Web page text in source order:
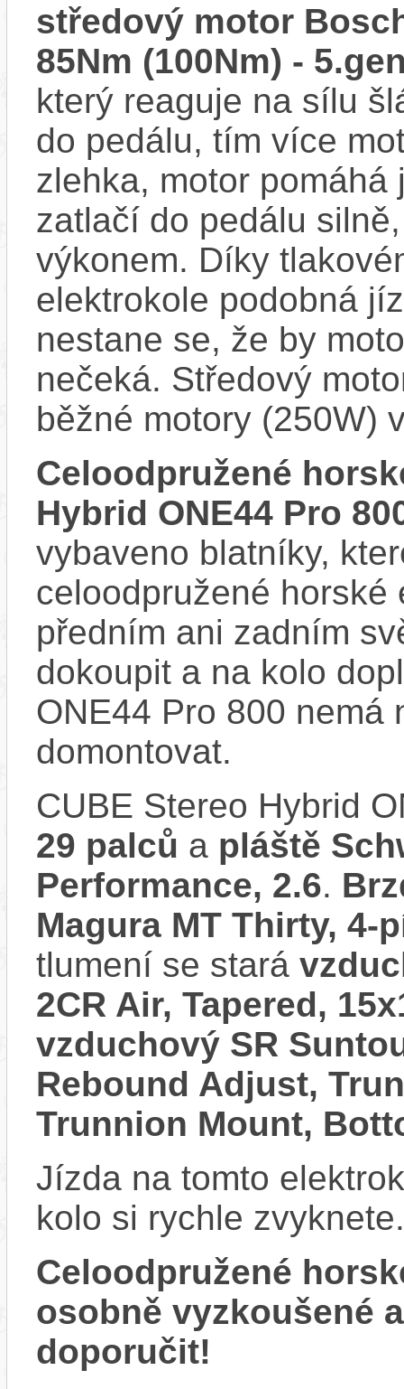
středový motor
85Nm (100Nm) -
který reaguje na sílu
do pedálu, tím více
zlehka, motor
zatlačí do pedálu
výkonem. Díky
elektrokole podobná
nestane se, že by
nečeká. Středový
běžné motory (250W)
Celoodpružené
Hybrid ONE44 Pro
vybaveno blatníky,
celoodpružené
předním ani zadním
dokoupit a na kolo
ONE44 Pro 800 nemá
domontovat.
CUBE Stereo Hybrid
29 palců a pláště
Performance, 2.6.
Magura MT Thirty, 4-
tlumení se stará
2CR Air, Tapered,
vzduchový SR
Rebound Adjust,
Trunnion Mount,
Jízda na tomto
kolo si rychle zvyknete.
Celoodpružené
osobně vyzkoušené
doporučit!